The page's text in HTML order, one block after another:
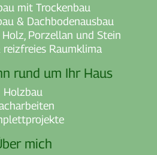
mit Trockenbau
& Dachbodenausbau
Porzellan und Stein
reizfreies Raumklima
rund um Ihr Haus
Holzbau
mich